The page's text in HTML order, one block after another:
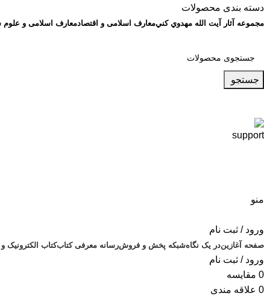
دسته بندی محصولات
مجموعه آثار آيت الله مهدوي كنيمعارف اسلامی و اقتصادمعارف اسلامی و
جستجو
منو
ورود / ثبت نام
صفحه آغازیندر یک نگاهشبکه پخش و فروشرسانه معرفی کتابکتاب الکترونیک
ورود / ثبت نام
0 مقایسه
0 علاقه مندی